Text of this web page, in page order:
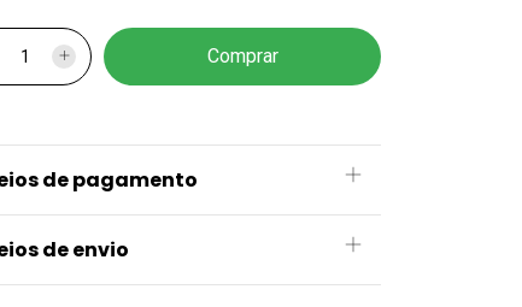
de pagamento
de envio